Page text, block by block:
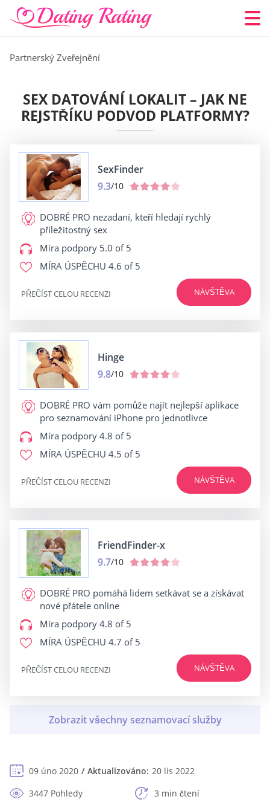
Partnerský Zveřejnění
SEX DATOVÁNÍ LOKALIT – JAK NE
REJSTŘÍKU PODVOD PLATFORMY?
SexFinder
9.3/10
DOBRÉ PRO nezadaní, kteří hledají rychlý
příležitostný sex
Míra podpory 5.0 of 5
MÍRA ÚSPĚCHU 4.6 of 5
NÁVŠTĚVA
PŘEČÍST CELOU RECENZI
Hinge
9.8/10
DOBRÉ PRO vám pomůže najít nejlepší aplikace
pro seznamování iPhone pro jednotlivce
Míra podpory 4.8 of 5
MÍRA ÚSPĚCHU 4.5 of 5
NÁVŠTĚVA
PŘEČÍST CELOU RECENZI
FriendFinder-x
9.7/10
DOBRÉ PRO pomáhá lidem setkávat se a získávat
nové přátele online
Míra podpory 4.8 of 5
MÍRA ÚSPĚCHU 4.7 of 5
NÁVŠTĚVA
PŘEČÍST CELOU RECENZI
09 úno 2020 Aktualizováno: 20 lis 2022
3447 Pohledy
3 min čtení